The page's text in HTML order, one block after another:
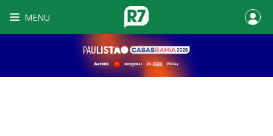
MENU